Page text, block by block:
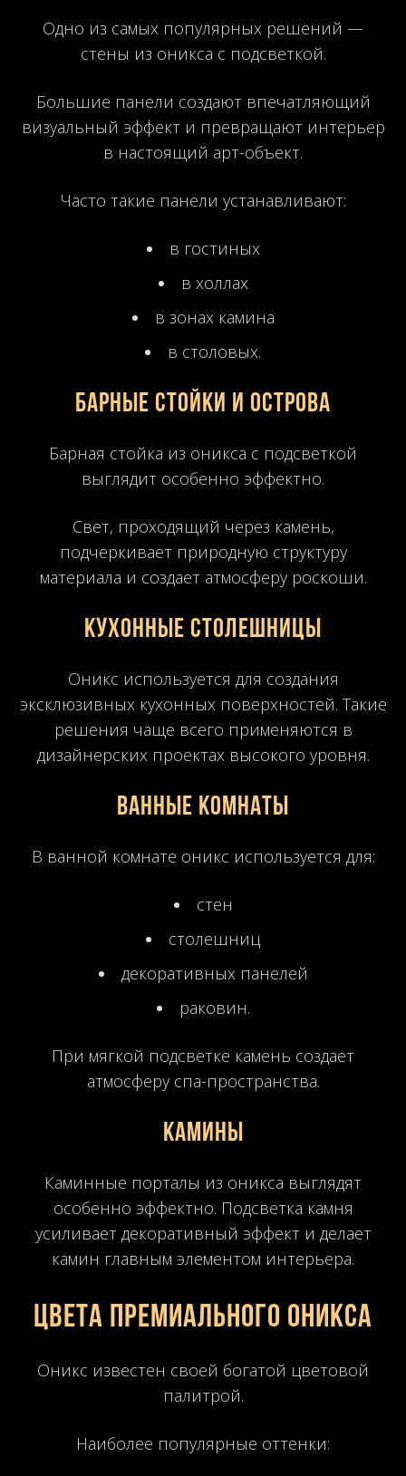
Одно из самых популярных решений —
стены из оникса с подсветкой.
Большие панели создают впечатляющий
визуальный эффект и превращают интерьер
в настоящий арт-объект.
Часто такие панели устанавливают:
в гостиных
в холлах
в зонах камина
в столовых.
Барные стойки и острова
Барная стойка из оникса с подсветкой
выглядит особенно эффектно.
Свет, проходящий через камень,
подчеркивает природную структуру
материала и создает атмосферу роскоши.
Кухонные столешницы
Оникс используется для создания
эксклюзивных кухонных поверхностей. Такие
решения чаще всего применяются в
дизайнерских проектах высокого уровня.
Ванные комнаты
В ванной комнате оникс используется для:
стен
столешниц
декоративных панелей
раковин.
При мягкой подсветке камень создает
атмосферу спа-пространства.
Камины
Каминные порталы из оникса выглядят
особенно эффектно. Подсветка камня
усиливает декоративный эффект и делает
камин главным элементом интерьера.
Цвета премиального оникса
Оникс известен своей богатой цветовой
палитрой.
Наиболее популярные оттенки: